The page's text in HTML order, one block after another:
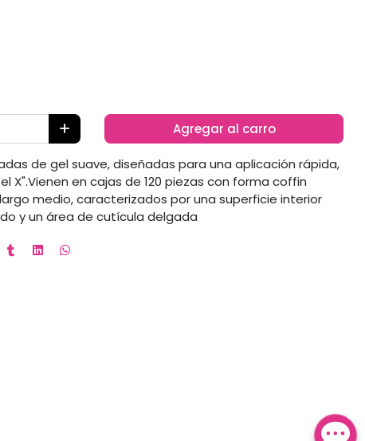
Agregar al carro
de gel suave, diseñadas para una aplicación rápida,
X".Vienen en cajas de 120 piezas con forma coffin
medio, caracterizados por una superficie interior
y un área de cutícula delgada